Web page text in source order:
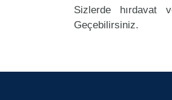
Sizlerde hırdavat
Geçebilirsiniz.